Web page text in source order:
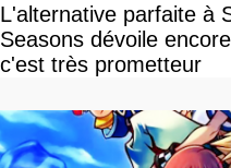
L'alternative parfaite à
Seasons dévoile
c'est très prometteur